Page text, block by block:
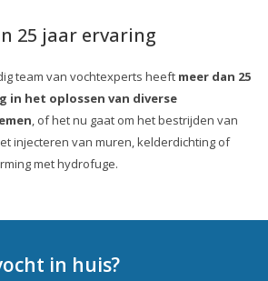
25 jaar ervaring
team van vochtexperts heeft meer dan 25
in het oplossen van diverse
, of het nu gaat om het bestrijden van
injecteren van muren, kelderdichting of
met hydrofuge.
in huis?